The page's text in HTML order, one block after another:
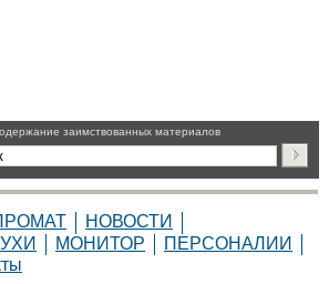
заимствованных материалов
НОВОСТИ
МОНИТОР
ПЕРСОНАЛИИ